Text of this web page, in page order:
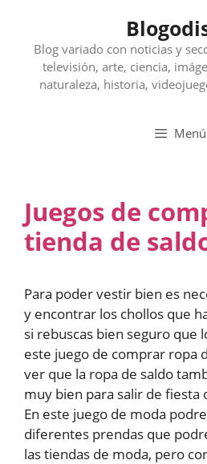
contenidoBlog variado con noticias y
televisión, arte, ciencia,
naturaleza, historia,
Menú
Juegos de
tienda de
Para poder vestir bien es
y encontrar los chollos que
si rebuscas bien seguro que
este juego de comprar ropa
ver que la ropa de saldo
muy bien para salir de fiesta
En este juego de moda
diferentes prendas que
las tiendas de moda, pero